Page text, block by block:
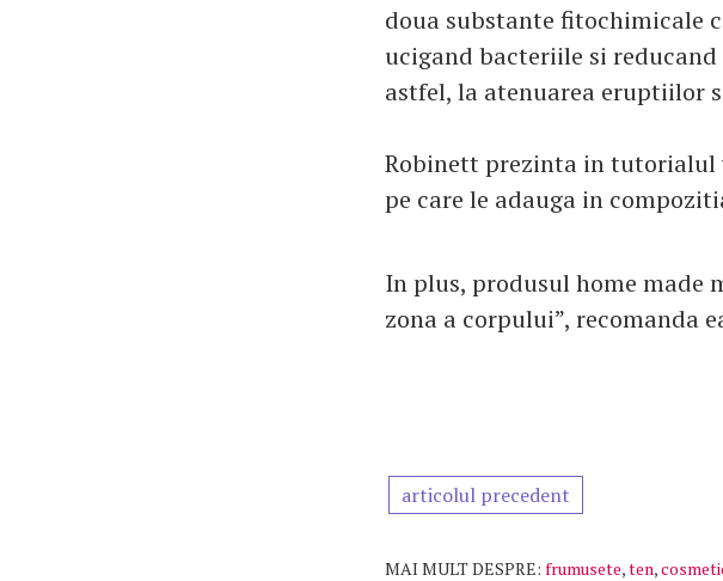
doua substante fitochimicale
ucigand bacteriile si
astfel, la atenuarea eruptiilor
Robinett prezinta in tutorialul
pe care le adauga in
In plus, produsul home made
zona a corpului”, recomanda
articolul precedent
MAI MULT DESPRE: frumusete,ten,